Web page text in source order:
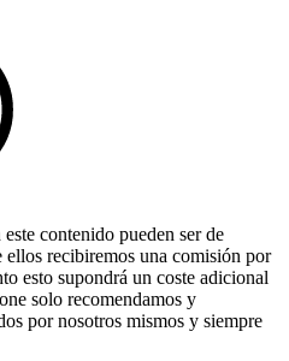
contenido pueden ser de
ellos recibiremos una comisión por
esto supondrá un coste adicional
solo recomendamos y
por nosotros mismos y siempre